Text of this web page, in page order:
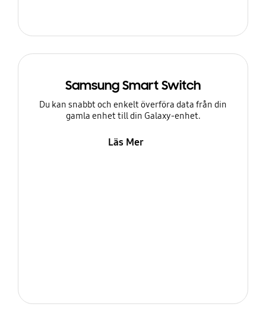
Samsung Smart Switch
Du kan snabbt och enkelt överföra data från din
gamla enhet till din Galaxy-enhet.
Läs Mer